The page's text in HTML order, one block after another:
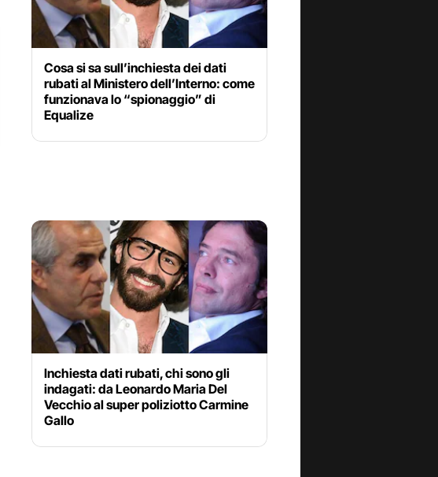
Cosa si sa sull’inchiesta dei dati
rubati al Ministero dell’Interno: come
funzionava lo “spionaggio” di
Equalize
Inchiesta dati rubati, chi sono gli
indagati: da Leonardo Maria Del
Vecchio al super poliziotto Carmine
Gallo